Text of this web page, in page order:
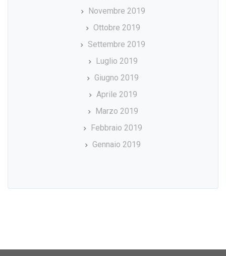
Novembre 2019
Ottobre 2019
Settembre 2019
Luglio 2019
Giugno 2019
Aprile 2019
Marzo 2019
Febbraio 2019
Gennaio 2019